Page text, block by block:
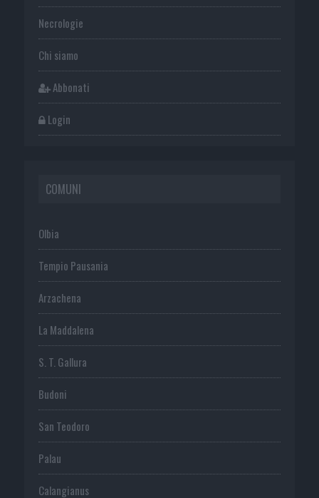
Necrologie
Chi siamo
Abbonati
Login
COMUNI
Olbia
Tempio Pausania
Arzachena
La Maddalena
S. T. Gallura
Budoni
San Teodoro
Palau
Calangianus